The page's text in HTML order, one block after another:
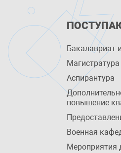
Бакалавриат
Магистратура
Аспирантура
повышение
Военная
Мероприятия